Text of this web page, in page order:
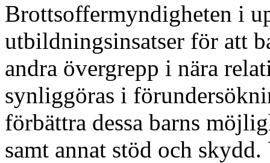
Brottsoffermyndigheten i
utbildningsinsatser för att
andra övergrepp i nära
synliggöras i
förbättra dessa barns
samt annat stöd och